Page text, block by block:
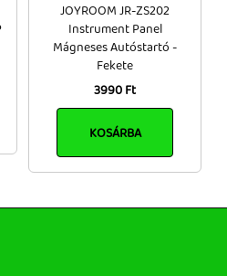
JOYROOM JR-ZS202
Instrument Panel
Mágneses Autóstartó -
Fekete
3990 Ft
KOSÁRBA